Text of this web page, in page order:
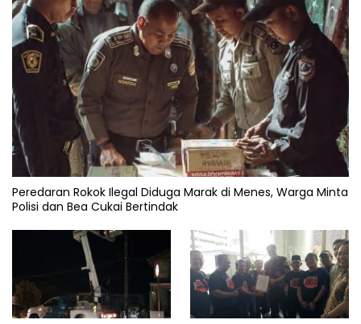
Peredaran Rokok Ilegal Diduga Marak di Menes, Warga Minta
Polisi dan Bea Cukai Bertindak